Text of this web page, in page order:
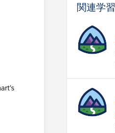
関連学習